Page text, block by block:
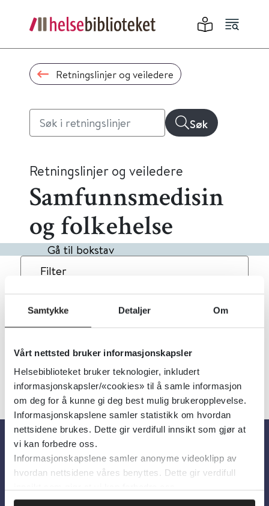
Samtykke Detaljer Om
Vårt nettsted bruker informasjonskapsler
Helsebiblioteket bruker teknologier, inkludert
informasjonskapsler/«cookies» til å samle informasjon
om deg for å kunne gi deg best mulig brukeropplevelse.
Informasjonskapslene samler statistikk om hvordan
nettsidene brukes. Dette gir verdifull innsikt som gjør at
vi kan forbedre oss.
Informasjonskapslene samler anonyme videoklipp av
hvordan nettsidene våres benyttes. Dette gir verdifull
Retningslinjer og veiledere
Søk
Retningslinjer og veiledere
Samfunnsmedisin
og folkehelse
Gå til bokstav
Filter
14Treff Alfabetisk
« 1 2 »
Om oss
Om Helsebiblioteket